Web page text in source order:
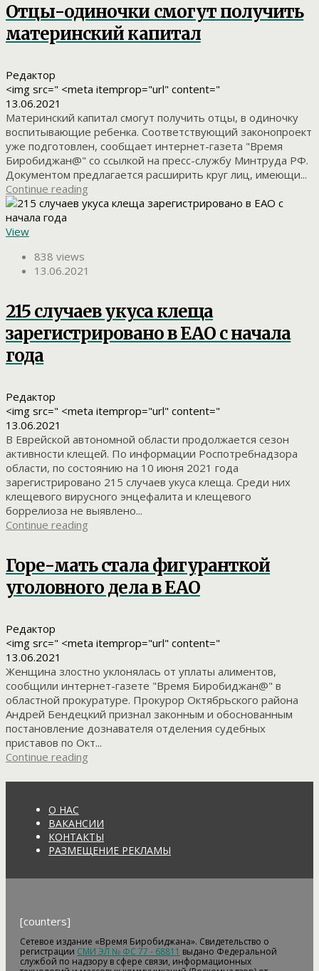
Отцы-одиночки смогут получить
материнский капитал
Редактор
<img src=" <meta itemprop="url" content="
13.06.2021
Материнский капитал смогут получить отцы, в одиночку
воспитывающие ребенка. Соответствующий законопроект
уже подготовлен, сообщает интернет-газета "Время
Биробиджан@" со ссылкой на пресс-службу Минтруда РФ.
Документом предлагается расширить круг лиц, имеющи...
Continue reading
View
838 views
13.06.2021
215 случаев укуса клеща
зарегистрировано в ЕАО с начала
года
Редактор
<img src=" <meta itemprop="url" content="
13.06.2021
В Еврейской автономной области продолжается сезон
активности клещей. По информации Роспотребнадзора
области, по состоянию на 10 июня 2021 года
зарегистрировано 215 случаев укуса клеща. Среди них
клещевого вирусного энцефалита и клещевого
боррелиоза не выявлено...
Continue reading
Горе-мать стала фигуранткой
уголовного дела в ЕАО
Редактор
<img src=" <meta itemprop="url" content="
13.06.2021
Женщина злостно уклонялась от уплаты алиментов,
сообщили интернет-газете "Время Биробиджан@" в
областной прокуратуре. Прокурор Октябрьского района
Андрей Бендецкий признал законным и обоснованным
постановление дознавателя отделения судебных
приставов по Окт...
Continue reading
О НАС
ВАКАНСИИ
КОНТАКТЫ
РАЗМЕЩЕНИЕ РЕКЛАМЫ
[counters]
Сетевое издание «Время Биробиджана». Свидетельство о
регистрации СМИ ЭЛ № ФС 77 - 68811 выдано Федеральной
службой по надзору в сфере связи, информационных